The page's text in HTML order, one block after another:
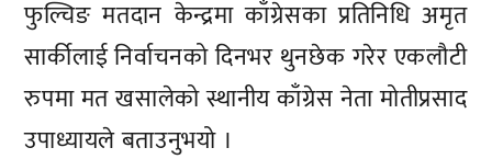
फुल्चिङ मतदान केन्द्रमा काँग्रेसका प्रतिनिधि अमृत
सार्कीलाई निर्वाचनको दिनभर थुनछेक गरेर एकलौटी
रुपमा मत खसालेको स्थानीय काँग्रेस नेता मोतीप्रसाद
उपाध्यायले बताउनुभयो ।